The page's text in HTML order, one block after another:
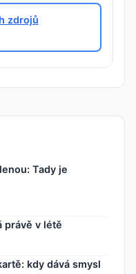
zdrojů
Tady je
právě v létě
kdy dává smysl